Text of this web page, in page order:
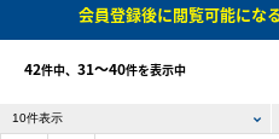
会員登録後に閲覧可能にな
42件中、 31〜40件を表示中